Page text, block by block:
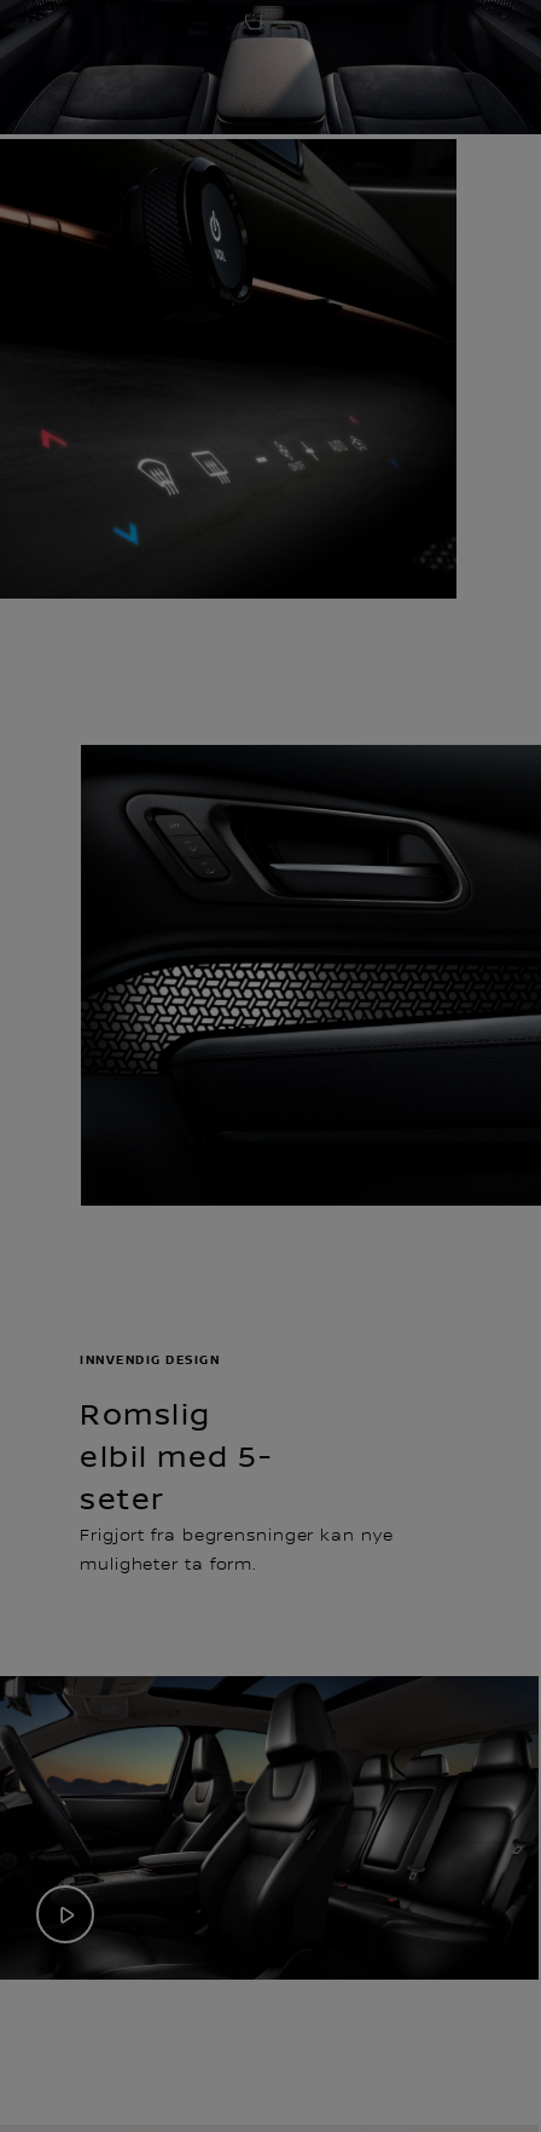
Romslig
elbil med 5-
seter
INNVENDIG DESIGN
Frigjort fra begrensninger kan nye
muligheter ta form.